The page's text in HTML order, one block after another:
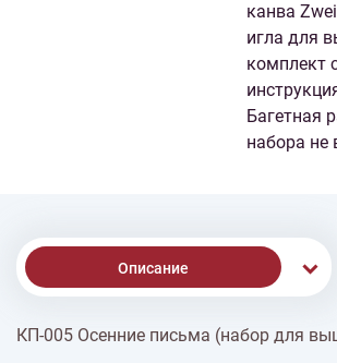
канва
игла для
комплект
Багетная
набора не
Описание
Доставка
КП-005 Осенние письма (набор для